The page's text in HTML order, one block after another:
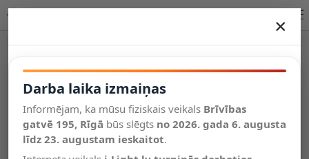
Salīdzināt
Vēlmju
saraksts
Valodas
×
Darba laika izmaiņas
Informējam, ka mūsu fiziskais veikals Brīvības
gatvē 195, Rīgā būs slēgts no 2026. gada 6. augusta
līdz 23. augustam ieskaitot.